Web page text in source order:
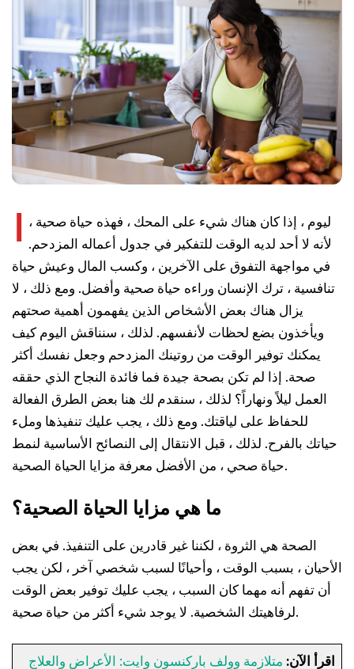
ليوم ، إذا كان هناك شيء على المحك ، فهذه حياة صحية ،
لأنه لا أحد لديه الوقت للتفكير في جدول أعماله المزدحم.
في مواجهة التفوق على الآخرين ، وكسب المال وعيش حياة
تنافسية ، ترك الإنسان وراءه حياة صحية وأفضل. ومع ذلك ، لا
يزال هناك بعض الأشخاص الذين يفهمون أهمية صحتهم
ويأخذون بضع لحظات لأنفسهم. لذلك ، سنناقش اليوم كيف
يمكنك توفير الوقت من روتينك المزدحم وجعل نفسك أكثر
صحة. إذا لم تكن بصحة جيدة فما فائدة النجاح الذي حققه
العمل ليلاً ونهاراً؟ لذلك ، سنقدم لك هنا بعض الطرق الفعالة
للحفاظ على لياقتك. ومع ذلك ، يجب عليك تنفيذها وملء
حياتك بالفرح. لذلك ، قبل الانتقال إلى النصائح الأساسية لنمط
حياة صحي ، من الأفضل معرفة مزايا الحياة الصحية.
ما هي مزايا الحياة الصحية؟
الصحة هي الثروة ، لكننا غير قادرين على التنفيذ. في بعض
الأحيان ، بسبب الوقت ، وأحيانًا لسبب شخصي آخر ، لكن يجب
أن تفهم أنه مهما كان السبب ، يجب عليك توفير بعض الوقت
لرفاهيتك الشخصية. لا يوجد شيء أكثر من حياة صحية.
اقرأ الآن: متلازمة وولف باركنسون وايت: الأعراض والعلاج